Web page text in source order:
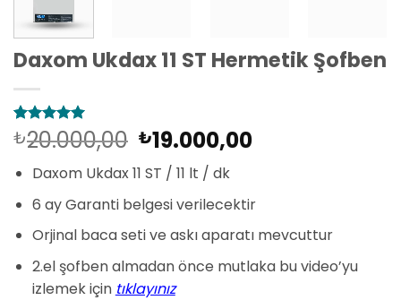
Daxom Ukdax 11 ST Hermetik Şofben
1
müşteri
puanına
5 üzerinden
₺20.000,00 Orijinal
fiyat:
₺20.000,00.
₺19.000,00Şu
₺19.000,00.
Daxom Ukdax 11 ST / 11 lt / dk
6 ay Garanti belgesi verilecektir
Orjinal baca seti ve askı aparatı mevcuttur
2.el şofben almadan önce mutlaka bu video’yu
izlemek için tıklayınız